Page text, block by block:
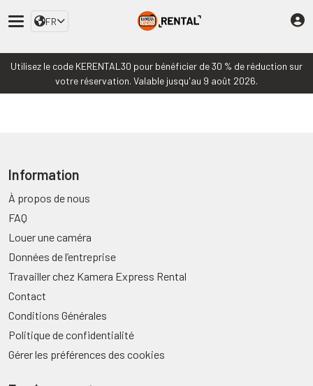
FR
Utilisez le code KERENTAL30 pour bénéficier de 30 % de réduction sur
votre réservation. Valable jusqu'au 9 août 2026.
Information
À propos de nous
FAQ
Louer une caméra
Données de l’entreprise
Travailler chez Kamera Express Rental
Contact
Conditions Générales
Politique de confidentialité
Gérer les préférences des cookies